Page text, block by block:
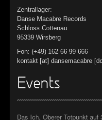
Zentrallager:
Danse Macabre Records
Schloss Cottenau
95339 Wirsberg
Fon: (+49) 162 66 99 666
kontakt [at] dansemacabre
Events
Das Ich, Oberer Totpunkt auf